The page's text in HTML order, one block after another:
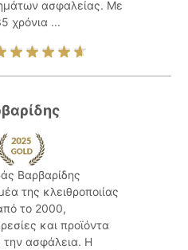
ασφαλείας. Με
χρόνια ...
Βαρβαρίδης
της κλειθροποιίας
το 2000,
και προϊόντα
την ασφάλεια. Η